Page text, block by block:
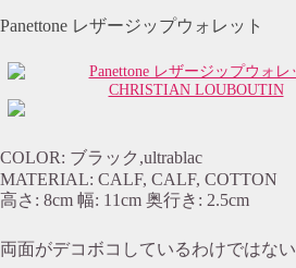
Panettone レザージップウォレット
CHRISTIAN LOUBOUTIN
COLOR: ブラック,ultrablac
MATERIAL: CALF, CALF, COTTON
高さ: 8cm 幅: 11cm 奥行き: 2.5cm
両面がデコボコしているわけではない